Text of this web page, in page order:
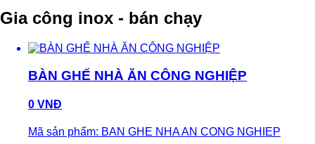
Gia công inox - bán chạy
BÀN GHẾ NHÀ ĂN CÔNG NGHIỆP
0 VNĐ
Mã sản phẩm: BAN GHE NHA AN CONG NGHIEP